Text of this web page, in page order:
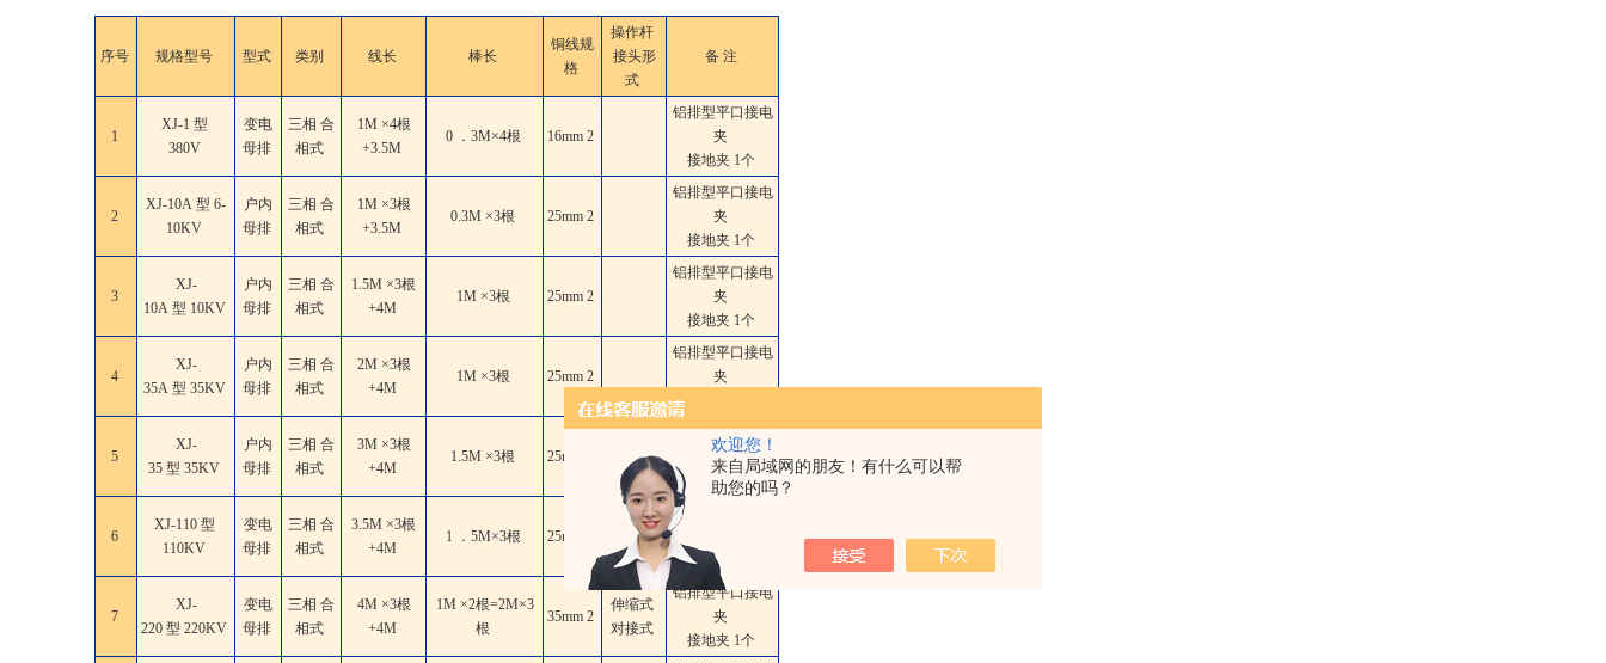
欢迎您！
来自局域网的朋友！有什么可以帮
助您的吗？
序号 规格型号 型式 类别 线长 棒长
铜线规
格
操作杆
接头形
式
备 注
1
XJ-1 型
380V
变电
母排
三相 合
相式
1M ×4根
+3.5M
0 ．3M×4根 16mm 2
铝排型平口接电
夹
接地夹 1个
2
XJ-10A 型 6-
10KV
户内
母排
三相 合
相式
1M ×3根
+3.5M
0.3M ×3根 25mm 2
铝排型平口接电
夹
接地夹 1个
3
XJ-
10A 型 10KV
户内
母排
三相 合
相式
1.5M ×3根
+4M
1M ×3根 25mm 2
铝排型平口接电
夹
接地夹 1个
4
XJ-
35A 型 35KV
户内
母排
三相 合
相式
2M ×3根
+4M
1M ×3根 25mm 2
铝排型平口接电
夹
5
XJ-
35 型 35KV
户内
母排
三相 合
相式
3M ×3根
+4M
1.5M ×3根 25mm
铝排型平口接电
夹
接地夹 1个
6
XJ-110 型
110KV
变电
母排
三相 合
相式
3.5M ×3根
+4M
1 ．5M×3根 25mm
铝排型平口接电
接地夹 1个
7
XJ-
220 型 220KV
变电
母排
三相 合
相式
4M ×3根
+4M
1M ×2根=2M×3
根
35mm 2
伸缩式
对接式
铝排型平口接电
夹
接地夹 1个